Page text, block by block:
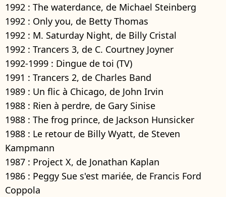
1992 : The waterdance, de Michael Steinberg
1992 : Only you, de Betty Thomas
1992 : M. Saturday Night, de Billy Cristal
1992 : Trancers 3, de C. Courtney Joyner
1992-1999 : Dingue de toi (TV)
1991 : Trancers 2, de Charles Band
1989 : Un flic à Chicago, de John Irvin
1988 : Rien à perdre, de Gary Sinise
1988 : The frog prince, de Jackson Hunsicker
1988 : Le retour de Billy Wyatt, de Steven
Kampmann
1987 : Project X, de Jonathan Kaplan
1986 : Peggy Sue s'est mariée, de Francis Ford
Coppola